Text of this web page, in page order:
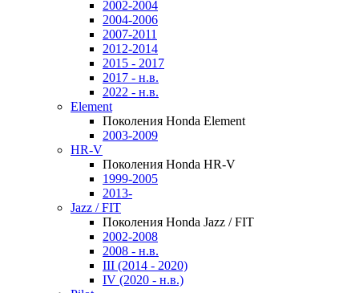
2002-2004
2004-2006
2007-2011
2012-2014
2015 - 2017
2017 - н.в.
2022 - н.в.
Element
Поколения Honda Element
2003-2009
HR-V
Поколения Honda HR-V
1999-2005
2013-
Jazz / FIT
Поколения Honda Jazz / FIT
2002-2008
2008 - н.в.
III (2014 - 2020)
IV (2020 - н.в.)